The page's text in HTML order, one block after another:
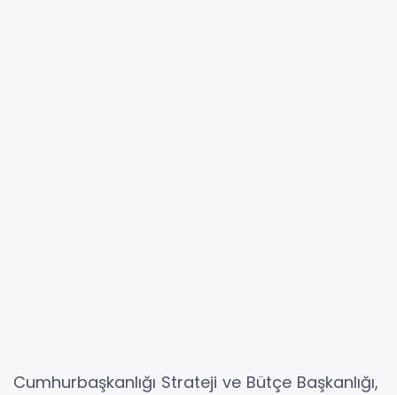
Cumhurbaşkanlığı Strateji ve Bütçe Başkanlığı,